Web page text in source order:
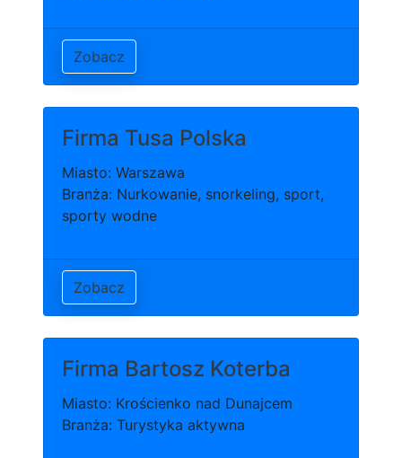
Zobacz
Firma Tusa Polska
Miasto: Warszawa
Branża: Nurkowanie, snorkeling, sport,
sporty wodne
Zobacz
Firma Bartosz Koterba
Miasto: Krościenko nad Dunajcem
Branża: Turystyka aktywna